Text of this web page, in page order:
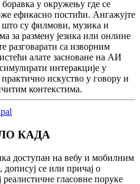
у окружењу где се
ефикасно постићи. Ангажујте
су филмови, музика и
за размену језика или онлине
разговарати са изворним
алате засноване на АИ
интеракције у
искуство у говору и
контекстима.
КАДА
доступан на вебу и мобилним
дописуј се или причај о
гласовне поруке